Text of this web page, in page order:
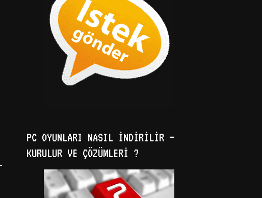
PC OYUNLARI NASIL İNDIRILIR –
KURULUR VE ÇÖZÜMLERI ?